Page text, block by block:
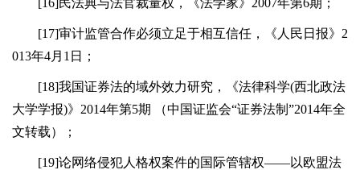
[16]民法典与法官裁量权，《法学家》2007年第6期；
[17]审计监管合作必须立足于相互信任，《人民日报》2
013年4月1日；
[18]我国证券法的域外效力研究，《法律科学(西北政法
大学学报)》2014年第5期 （中国证监会“证券法制”2014年全
文转载）；
[19]论网络侵犯人格权案件的国际管辖权——以欧盟法